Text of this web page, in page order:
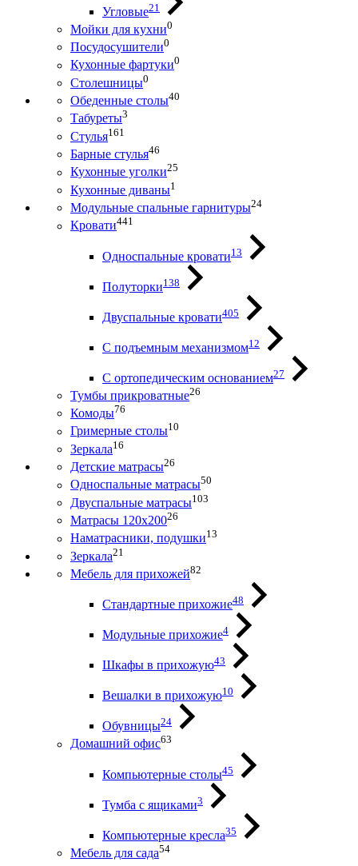
Угловые21
Мойки для кухни0
Посудосушители0
Кухонные фартуки0
Столешницы0
Обеденные столы40
Табуреты3
Стулья161
Барные стулья46
Кухонные уголки25
Кухонные диваны1
Модульные спальные гарнитуры24
Кровати441
Односпальные кровати13
Полуторки138
Двуспальные кровати405
С подъемным механизмом12
С ортопедическим основанием27
Тумбы прикроватные26
Комоды76
Гримерные столы10
Зеркала16
Детские матрасы26
Односпальные матрасы50
Двуспальные матрасы103
Матрасы 120х20026
Наматрасники, подушки13
Зеркала21
Мебель для прихожей82
Стандартные прихожие48
Модульные прихожие4
Шкафы в прихожую43
Вешалки в прихожую10
Обувницы24
Домашний офис63
Компьютерные столы45
Тумба с ящиками3
Компьютерные кресла35
Мебель для сада54